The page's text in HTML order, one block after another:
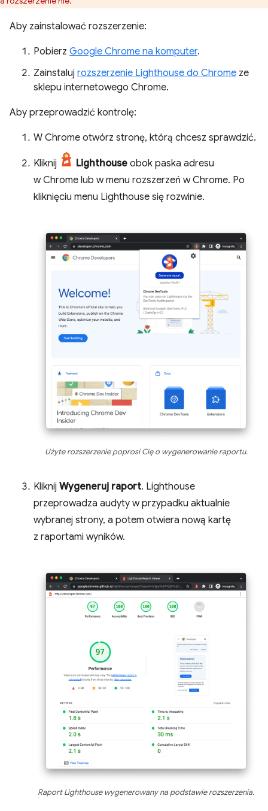
Aby zainstalować rozszerzenie:
Pobierz Google Chrome na komputer.
Zainstaluj rozszerzenie Lighthouse do Chrome ze
sklepu internetowego Chrome.
Aby przeprowadzić kontrolę:
W Chrome otwórz stronę, którą chcesz sprawdzić.
Kliknij Lighthouse obok paska adresu
w Chrome lub w menu rozszerzeń w Chrome. Po
kliknięciu menu Lighthouse się rozwinie.
Użyte rozszerzenie poprosi Cię o wygenerowanie raportu.
Kliknij Wygeneruj raport. Lighthouse
przeprowadza audyty w przypadku aktualnie
wybranej strony, a potem otwiera nową kartę
z raportami wyników.
Raport Lighthouse wygenerowany na podstawie rozszerzenia.